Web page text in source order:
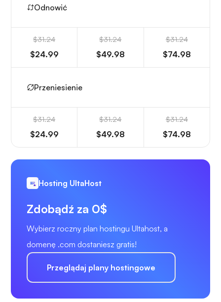
Odnowić
$31.24
$24.99
$31.24
$49.98
$31.24
$74.98
Przeniesienie
$31.24
$24.99
$31.24
$49.98
$31.24
$74.98
Hosting UltaHost
Zdobądź za 0$
Wybierz roczny plan hostingu Ultahost, a
domenę .com dostaniesz gratis!
Przeglądaj plany hostingowe